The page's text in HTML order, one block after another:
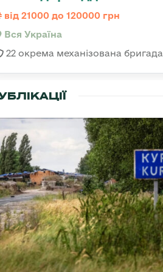
від 21000 до 120000 грн
Вся Україна
22 окрема механізована бригада